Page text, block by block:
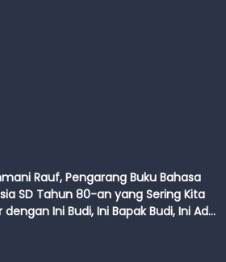
Rauf, Pengarang Buku Bahasa
SD Tahun 80-an yang Sering Kita
dengan Ini Budi, Ini Bapak Budi, Ini Adik